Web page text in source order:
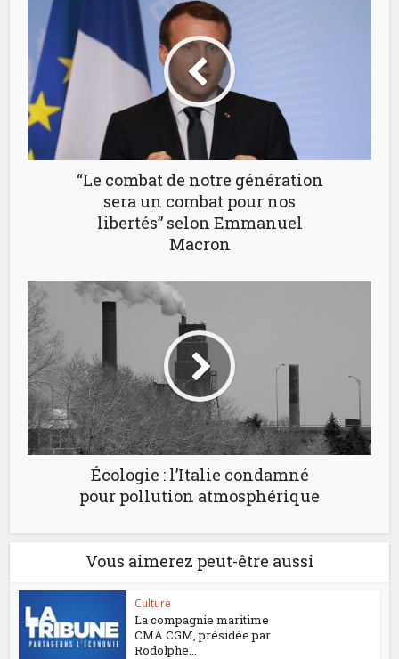
“Le combat de notre génération
sera un combat pour nos
libertés” selon Emmanuel
Macron
Écologie : l’Italie condamné
pour pollution atmosphérique
Vous aimerez peut-être aussi
Culture
La compagnie maritime
CMA CGM, présidée par
Rodolphe...